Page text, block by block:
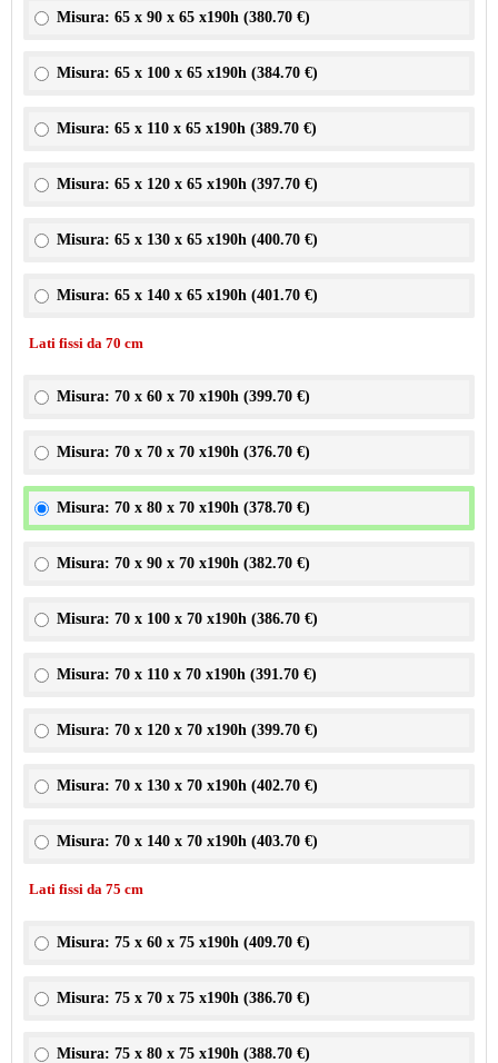
Misura: 65 x 90 x 65 x190h (380.70 €)
Misura: 65 x 100 x 65 x190h (384.70 €)
Misura: 65 x 110 x 65 x190h (389.70 €)
Misura: 65 x 120 x 65 x190h (397.70 €)
Misura: 65 x 130 x 65 x190h (400.70 €)
Misura: 65 x 140 x 65 x190h (401.70 €)
Lati fissi da 70 cm
Misura: 70 x 60 x 70 x190h (399.70 €)
Misura: 70 x 70 x 70 x190h (376.70 €)
Misura: 70 x 80 x 70 x190h (378.70 €)
Misura: 70 x 90 x 70 x190h (382.70 €)
Misura: 70 x 100 x 70 x190h (386.70 €)
Misura: 70 x 110 x 70 x190h (391.70 €)
Misura: 70 x 120 x 70 x190h (399.70 €)
Misura: 70 x 130 x 70 x190h (402.70 €)
Misura: 70 x 140 x 70 x190h (403.70 €)
Lati fissi da 75 cm
Misura: 75 x 60 x 75 x190h (409.70 €)
Misura: 75 x 70 x 75 x190h (386.70 €)
Misura: 75 x 80 x 75 x190h (388.70 €)